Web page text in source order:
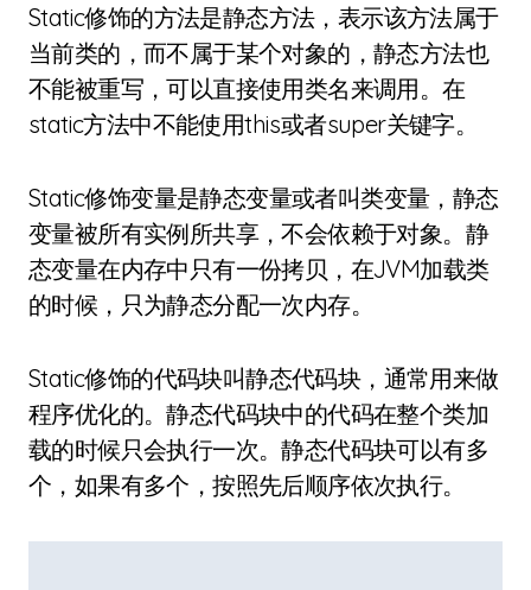
Static修饰的方法是静态方法，表示该方法属于
当前类的，而不属于某个对象的，静态方法也
不能被重写，可以直接使用类名来调用。在
static方法中不能使用this或者super关键字。
Static修饰变量是静态变量或者叫类变量，静态
变量被所有实例所共享，不会依赖于对象。静
态变量在内存中只有一份拷贝，在JVM加载类
的时候，只为静态分配一次内存。
Static修饰的代码块叫静态代码块，通常用来做
程序优化的。静态代码块中的代码在整个类加
载的时候只会执行一次。静态代码块可以有多
个，如果有多个，按照先后顺序依次执行。